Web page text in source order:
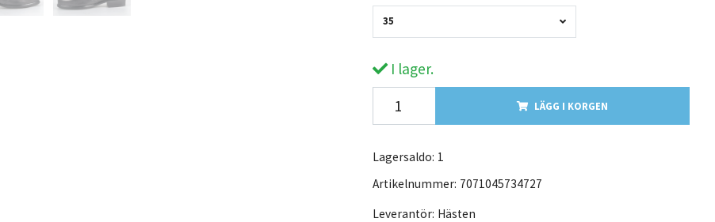
35
I lager.
LÄGG I KORGEN
Lagersaldo: 1
Artikelnummer: 7071045734727
Leverantör: Hästen